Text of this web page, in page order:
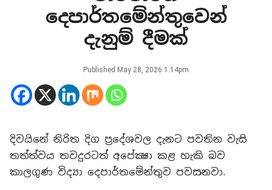
දෙපාර්තමේන්තුවෙන්
දැනුම් දීමක්
Published May 28, 2026 1:14pm
දිවයිනේ නිරිත දිග ප්‍රදේශවල දැනට පවතින වැසි
තත්ත්වය තවදුරටත් අපේක්‍ෂා කළ හැකි බව
කාලගුණ විද්‍යා දෙපාර්තමේන්තුව පවසනවා.